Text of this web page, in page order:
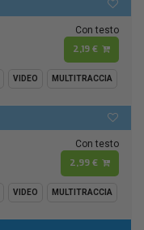
Con testo
2,19 €
VIDEO MULTITRACCIA
Con testo
2,99 €
VIDEO MULTITRACCIA